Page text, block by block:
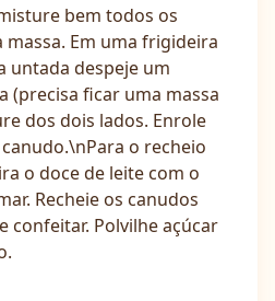
bem todos os
Em uma frigideira
untada despeje um
(precisa ficar uma massa
dos dois lados. Enrole
o recheio
o doce de leite com o
Recheie os canudos
confeitar. Polvilhe açúcar